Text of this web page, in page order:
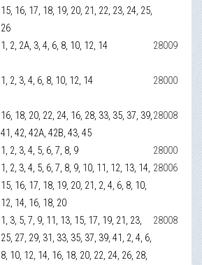
15, 16, 17, 18, 19, 20, 21, 22, 23, 24, 25,
26
1, 2, 2А, 3, 4, 6, 8, 10, 12, 14 28009
1, 2, 3, 4, 6, 8, 10, 12, 14 28000
16, 18, 20, 22, 24, 16, 28, 33, 35, 37, 39,
41, 42, 42А, 42В, 43, 45
28008
1, 2, 3, 4, 5, 6, 7, 8, 9
28000
1, 2, 3, 4, 5, 6, 7, 8, 9, 10, 11, 12, 13, 14,
15, 16, 17, 18, 19, 20, 21, 2, 4, 6, 8, 10,
12, 14, 16, 18, 20
28006
1, 3, 5, 7, 9, 11, 13, 15, 17, 19, 21, 23,
25, 27, 29, 31, 33, 35, 37, 39, 41, 2, 4, 6,
8, 10, 12, 14, 16, 18, 20, 22, 24, 26, 28,
28008